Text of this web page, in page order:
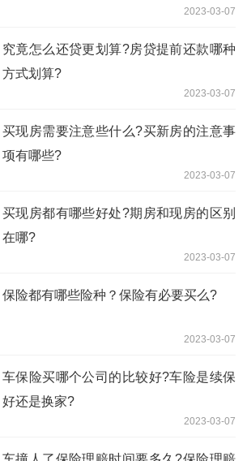
2023-03-07
究竟怎么还贷更划算?房贷提前还款哪种
方式划算?
2023-03-07
买现房需要注意些什么?买新房的注意事
项有哪些?
2023-03-07
买现房都有哪些好处?期房和现房的区别
在哪?
2023-03-07
保险都有哪些险种？保险有必要买么?
2023-03-07
车保险买哪个公司的比较好?车险是续保
好还是换家?
2023-03-07